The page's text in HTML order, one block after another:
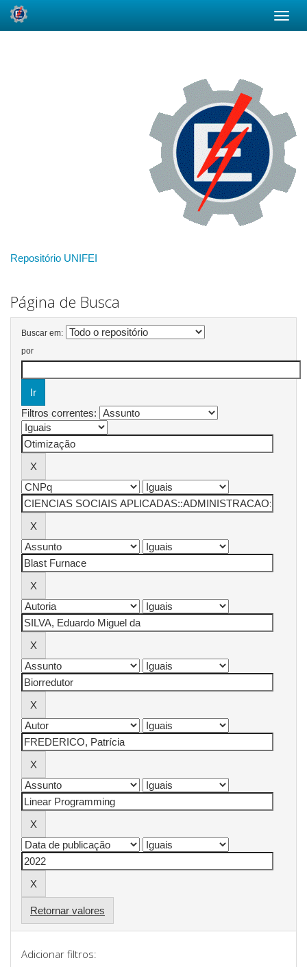
Repositório UNIFEI
Página de Busca
Buscar em:
por
Filtros correntes:
Retornar valores
Adicionar filtros: